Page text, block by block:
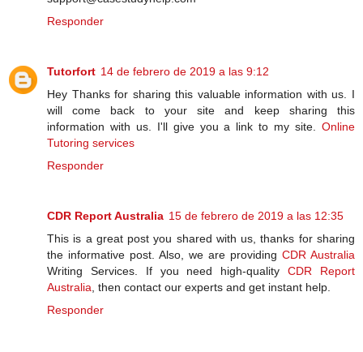
Responder
Tutorfort 14 de febrero de 2019 a las 9:12
Hey Thanks for sharing this valuable information with us. I
will come back to your site and keep sharing this
information with us. I'll give you a link to my site. Online
Tutoring services
Responder
CDR Report Australia 15 de febrero de 2019 a las 12:35
This is a great post you shared with us, thanks for sharing
the informative post. Also, we are providing CDR Australia
Writing Services. If you need high-qualityCDR Report
Australia , then contact our experts and get instant help.
Responder